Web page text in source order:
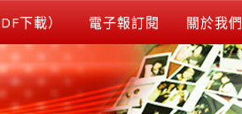
下載） 電子報訂閱 關於我們